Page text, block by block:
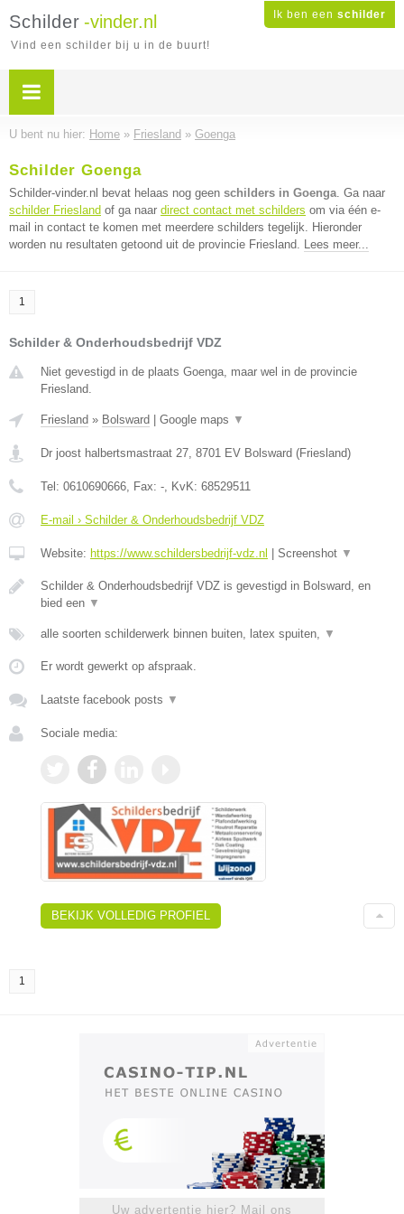
Ik ben een schilder
Schilder -vinder.nl
Vind een schilder bij u in de buurt!
U bent nu hier: Home » Friesland » Goenga
Schilder Goenga
Schilder-vinder.nl bevat helaas nog geen schilders in Goenga. Ga naar
schilder Friesland of ga naar direct contact met schilders om via één e-
mail in contact te komen met meerdere schilders tegelijk. Hieronder
worden nu resultaten getoond uit de provincie Friesland. Lees meer...
1
Schilder & Onderhoudsbedrijf VDZ
Niet gevestigd in de plaats Goenga, maar wel in de provincie
Friesland.
Friesland » Bolsward Google maps ▼
Dr joost halbertsmastraat 27, 8701 EV Bolsward (Friesland)
Tel: 0610690666, Fax: -, KvK: 68529511
E-mail › Schilder & Onderhoudsbedrijf VDZ
Website: https://www.schildersbedrijf-vdz.nl Screenshot ▼
Schilder & Onderhoudsbedrijf VDZ is gevestigd in Bolsward, en
bied een ▼
alle soorten schilderwerk binnen buiten, latex spuiten, ▼
Er wordt gewerkt op afspraak.
Laatste facebook posts ▼
Sociale media:
BEKIJK VOLLEDIG PROFIEL
1
Uw advertentie hier? Mail ons